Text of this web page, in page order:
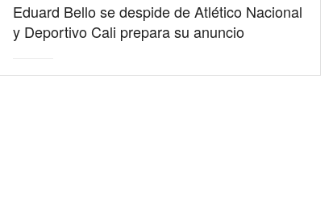
Eduard Bello se despide de Atlético Nacional
y Deportivo Cali prepara su anuncio